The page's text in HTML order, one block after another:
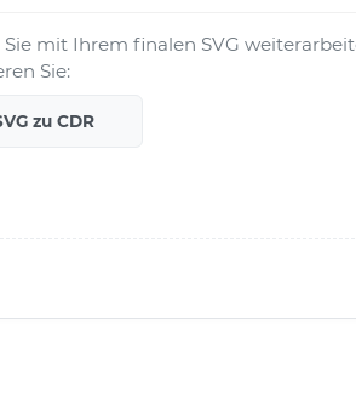
Sie mit Ihrem finalen SVG
Sie:
zu CDR